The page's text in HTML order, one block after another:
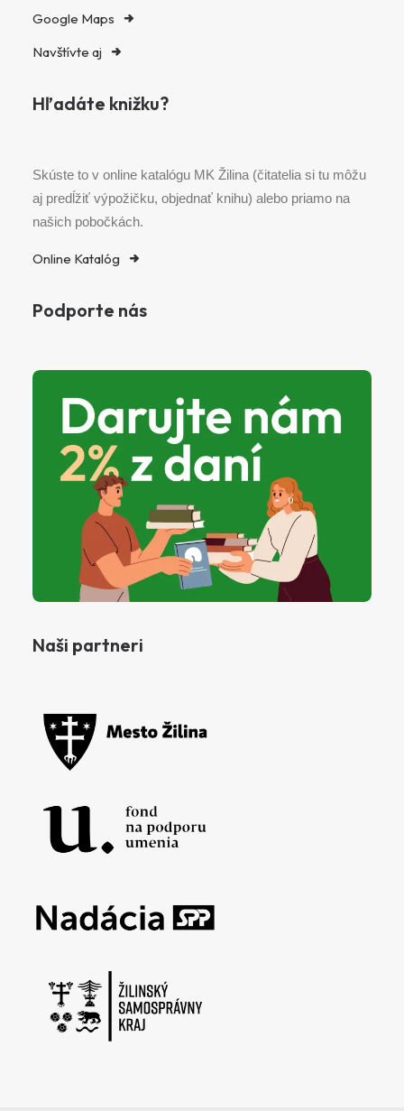
Google Maps
Navštívte aj
Hľadáte knižku?
Skúste to v online katalógu MK Žilina (čitatelia si tu môžu
aj predĺžiť výpožičku, objednať knihu) alebo priamo na
našich pobočkách.
Online Katalóg
Podporte nás
Naši partneri